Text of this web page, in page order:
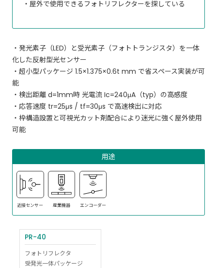
屋外で使用できるフォトリフレクターを探している
・発光素子（LED）と受光素子（フォトトランジスタ）を一体
化した反射型光センサー
・超小型パッケージ 1.5×1.375×0.6t mm で省スペース実装が可
能
・検出距離 d=1mm時 光電流 Ic=240μA（typ）の高感度
・応答速度 tr=25μs / tf=30μs で高速検出に対応
・枠構造設置と可視光カット剤配合により迷光に強く屋外使用
可能
用途
近接センサー 産業機器 エンコーダー
PR-40
フォトリフレクタ
受発光一体パッケージ